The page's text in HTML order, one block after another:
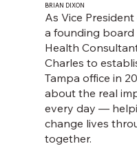
BRIAN DIXON
As Vice
a founding board
Health
Charles to
Tampa office in
about the real
every day —
change lives
together.